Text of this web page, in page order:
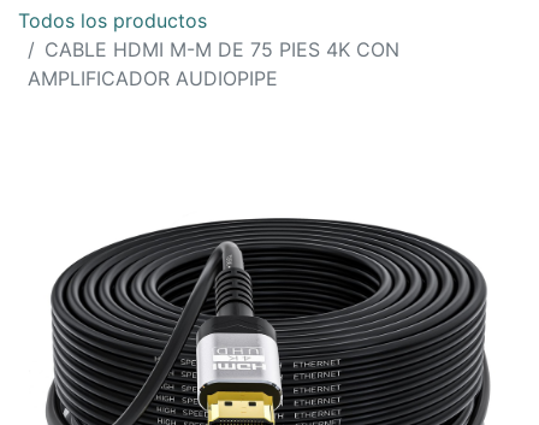
Todos los productos
CABLE HDMI M-M DE 75 PIES 4K CON
AMPLIFICADOR AUDIOPIPE